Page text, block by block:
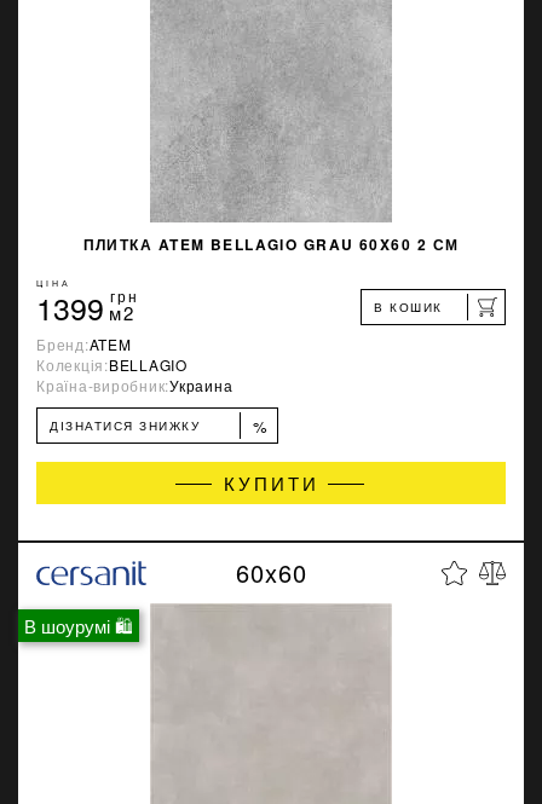
ПЛИТКА ATEM BELLAGIO GRAU 60X60 2 СМ
ЦІНА
1399 грн
м2 В КОШИК
Бренд:ATEM
Колекція:BELLAGIO
Країна-виробник:Украина
ДІЗНАТИСЯ ЗНИЖКУ %
КУПИТИ
В шоурумі 🛍
60x60